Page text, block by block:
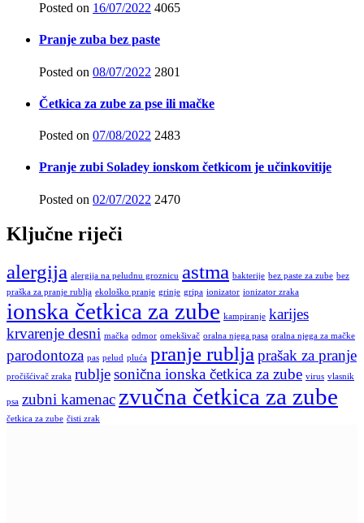
Posted on 16/07/2022 4065
Pranje zuba bez paste
Posted on 08/07/2022 2801
Četkica za zube za pse ili mačke
Posted on 07/08/2022 2483
Pranje zubi Soladey ionskom četkicom je učinkovitije
Posted on 02/07/2022 2470
Ključne riječi
alergija alergija na peludnu groznicu astma bakterije bez paste za zube bez
praška za pranje rublja ekološko pranje grinje gripa ionizator ionizator zraka
ionska četkica za zube kampiranje karijes
krvarenje desni mačka odmor omekšivač oralna njega pasa oralna njega za mačke
parodontoza pas pelud pluća pranje rubljaprašak za pranje
pročišćivač zraka rubljesonična ionska četkica za zube virus vlasnik
psa zubni kamenaczvučna četkica za zube
četkica za zube čisti zrak